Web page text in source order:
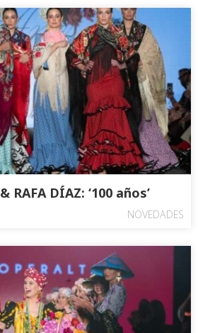
RAFA DÍAZ: ‘100 años’
NOVEDADES